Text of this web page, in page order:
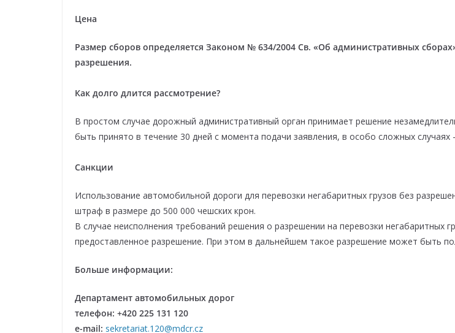
Цена
Размер сборов определяется Законом № 634/2004 Св. «Об административных
разрешения.
Как долго длится рассмотрение?
В простом случае дорожный административный орган принимает решение
быть принято в течение 30 дней с момента подачи заявления, в особо сложных
Санкции
Использование автомобильной дороги для перевозки негабаритных грузов без
штраф в размере до 500 000 чешских крон.
В случае неисполнения требований решения о разрешении на перевозки
предоставленное разрешение. При этом в дальнейшем такое разрешение может быть
Больше информации:
Департамент автомобильных дорог
телефон: +420 225 131 120
e-mail: sekretariat.120@mdcr.cz